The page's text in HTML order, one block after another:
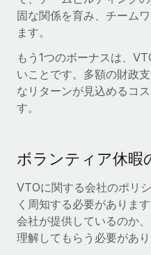
デバイス管理
ITデバイスを世界規模で提
法人設立
法令順守した法人をスピー
移住・転勤
福利厚生
グローバル給与処理
EORおよびPEO
契約社員管理
税務
ブログ
Remoteの製品アップデ
よびContractor
プラス）
固な関係を育み、チーム
ます。
もう1つのボーナスは、
いことです。多額の財政
なリターンが見込めるコ
す。
ボランティア休暇
VTOに関する会社のポリ
く周知する必要がありま
会社が提供しているのか
理解してもらう必要があり